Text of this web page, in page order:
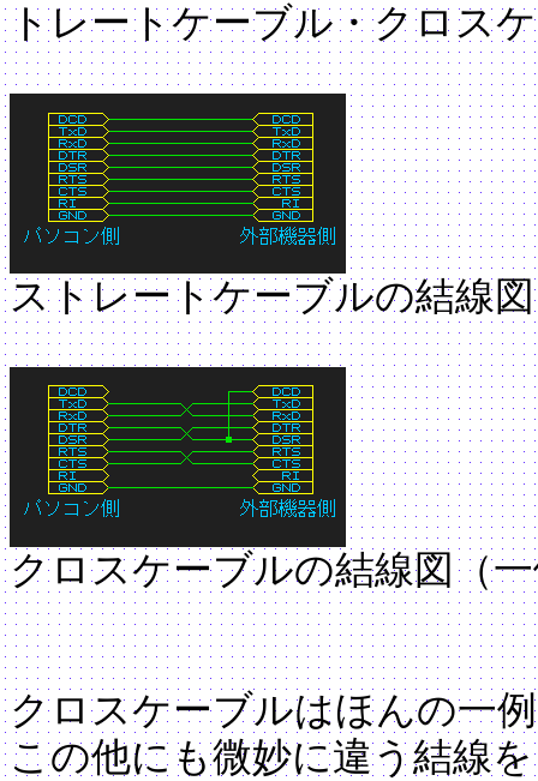
トレートケーブル・クロス
ストレートケーブルの結線図
クロスケーブルの結線図（
クロスケーブルはほんの一
この他にも微妙に違う結線